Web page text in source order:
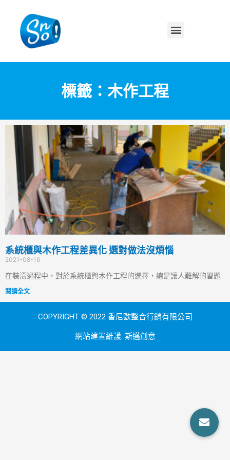
標籤：木作工程
系統櫃與木作工程差異化 選對做法沒煩惱
2021-08-16
在裝潢過程中，對於系統櫃與木作工程的選擇，總是讓人難解的習題
閱讀全文
COPYRIGHT © 2022 香尼歐整合行銷有限公司
網站建置維護: 斯邁創意